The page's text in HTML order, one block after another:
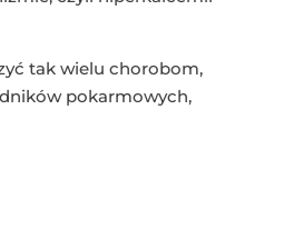
tak wielu chorobom,
pokarmowych,